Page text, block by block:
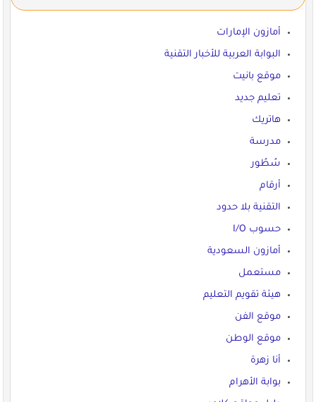
أمازون الإمارات
البوابة العربية للأخبار التقنية
موقع بانيت
تعليم جديد
هاتريك
مدرسة
سُطُور
أرقام
التقنية بلا حدود
حسوب I/O
أمازون السعودية
مستعمل
هيئة تقويم التعليم
موقع الفن
موقع الوطن
أنا زهرة
بوابة الأهرام